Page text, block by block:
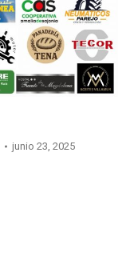
junio 23, 2025